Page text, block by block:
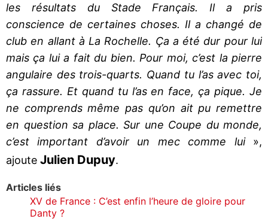
les résultats du Stade Français. Il a pris
conscience de certaines choses. Il a changé de
club en allant à La Rochelle. Ça a été dur pour lui
mais ça lui a fait du bien. Pour moi, c’est la pierre
angulaire des trois-quarts. Quand tu l’as avec toi,
ça rassure. Et quand tu l’as en face, ça pique. Je
ne comprends même pas qu’on ait pu remettre
en question sa place. Sur une Coupe du monde,
c’est important d’avoir un mec comme lui»,
ajoute Julien Dupuy.
Articles liés
XV de France : C’est enfin l’heure de gloire pour
Danty ?